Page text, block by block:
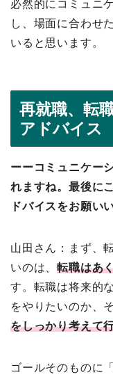
必然的にコミュニ
し、場面に合わせ
いると思います。
再就職、転
アドバイス
ーーコミュニケー
れますね。最後に
ドバイスをお願い
山田さん：まず、
いのは、転職はあ
す。転職は将来的
をやりたいのか、
をしっかり考えて
ゴールそのものに